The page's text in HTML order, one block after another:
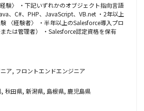
経験〉 ・下記いずれかのオブジェクト指向言語
、C#、PHP、JavaScript、VB.net ・2年以上
〈経験者〉 ・半年以上のSalesforce導入プロ
たは管理者） ・Salesforce認定資格を保有
ア, フロントエンドエンジニア
秋田県, 新潟県, 島根県, 鹿児島県